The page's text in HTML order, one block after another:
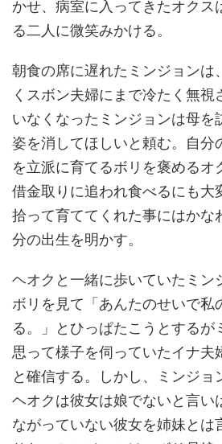
かせ、病室に入ってきたオクス
る二人に微笑みかける。
朝食の席に遅れたミンジョンは
くスボン夫婦にまで冷たく無
いなくなったミンジョンは母を
姿を消してほしいと頼む。自分
を立派に育てるボリを褒めるオ
借金取りに追われ食べるにも大
拾って育ててくれた事にはかな
分の出生を明かす。
ヘオクと一緒に歩いていたミン
ボリを見て「あんたのせいで私
る。」とひっぱたこうとするが
思って様子を伺っていたイナ夫
と確信する。しかし、ミンジ
ヘオクは彼女は娘でないと言い
ながっていない彼女を姉妹とは